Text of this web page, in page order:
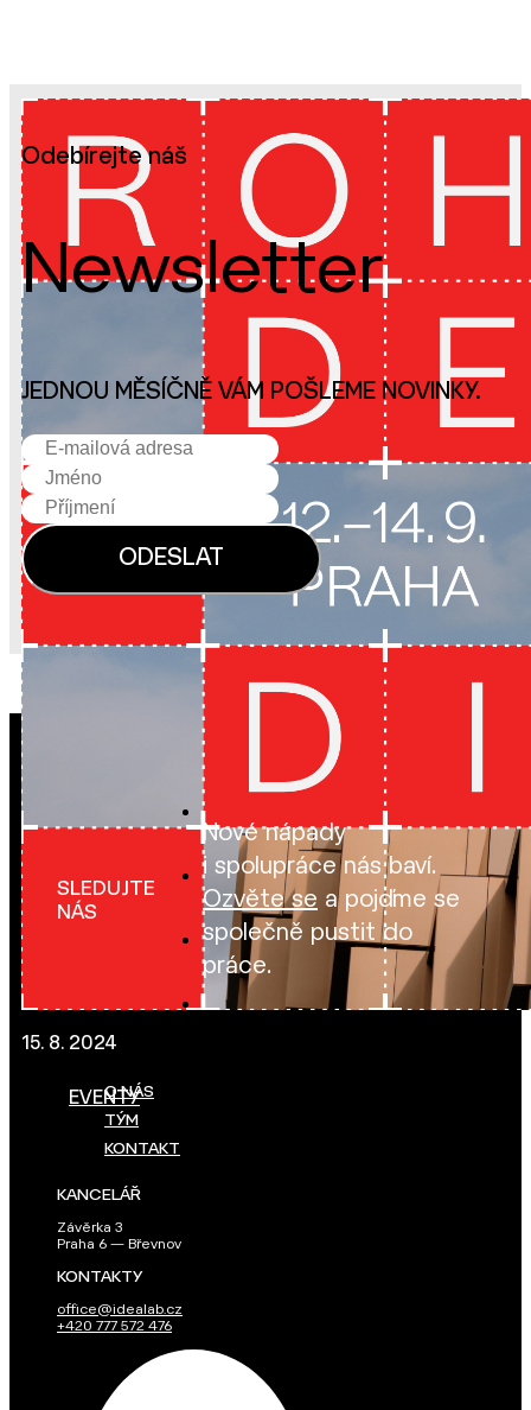
15. 8. 2024
EVENTY
Odebírejte náš
Newsletter
JEDNOU MĚSÍČNĚ VÁM POŠLEME NOVINKY.
SLEDUJTE
NÁS
Nové nápady
i spolupráce nás baví.
Ozvěte se a pojďme se
společně pustit do
práce.
O NÁS
TÝM
KONTAKT
KANCELÁŘ
Závěrka 3
Praha 6 — Břevnov
KONTAKTY
office@idealab.cz
+420 777 572 476